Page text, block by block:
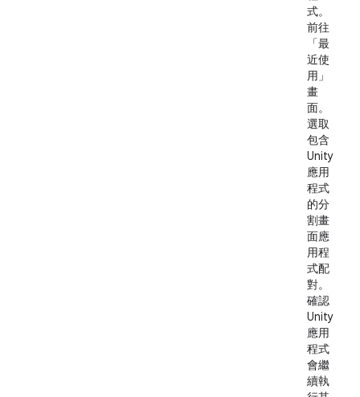
式。
前往
「最
近使
用」
畫
面。
選取
包含
Unity
應用
程式
的分
割畫
面應
用程
式配
對。
確認
Unity
應用
程式
會繼
續執